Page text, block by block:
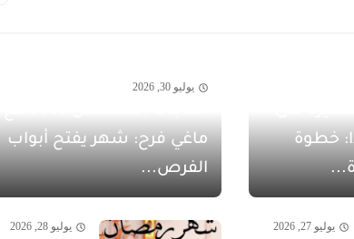
خطوة
يوليو 27, 2026
يوليو 30, 2026
ماغي فرح: شهر يفتح أبواب
الفرص...
يوليو 28, 2026